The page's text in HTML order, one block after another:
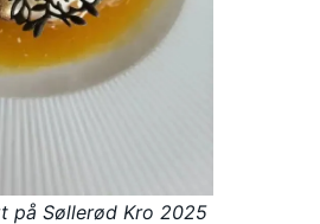
på Søllerød Kro 2025